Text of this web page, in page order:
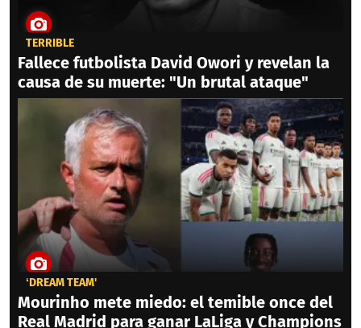
TERRIBLE
Fallece futbolista David Owori y revelan la
causa de su muerte: "Un brutal ataque"
‘DREAM TEAM'
Mourinho mete miedo: el temible once del
Real Madrid para ganar LaLiga y Champions